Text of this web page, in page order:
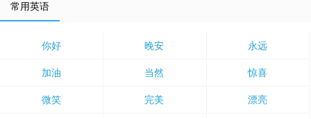
常用英语
你好 晚安 永远
加油 当然 惊喜
微笑 完美 漂亮